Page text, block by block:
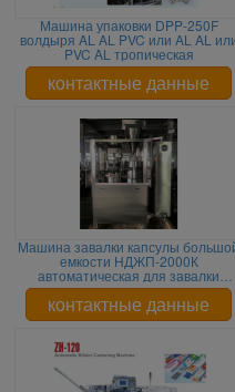
Машина упаковки DPP-250F
волдыря AL AL PVC или AL AL
PVC AL тропическая
контактные данные
Машина завалки капсулы
емкости НДЖП-2000К
автоматическая для завалки
порошка
контактные данные